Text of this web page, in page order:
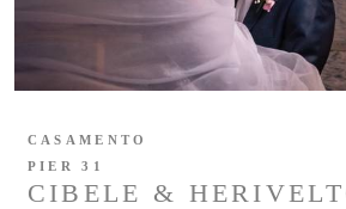
CIBELE &
CASAMENTO
PIER 31